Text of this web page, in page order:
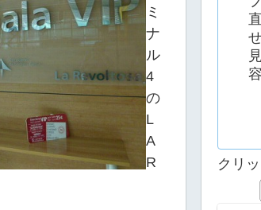
ミ
ナ
ル
4
の
L
A
R
クリ